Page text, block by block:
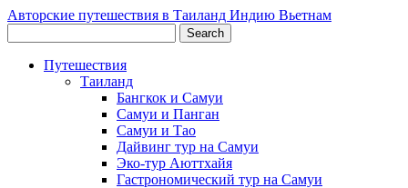
Авторские путешествия в Таиланд Индию Вьетнам
Путешествия
Таиланд
Бангкок и Самуи
Самуи и Панган
Самуи и Тао
Дайвинг тур на Самуи
Эко-тур Аюттхайя
Гастрономический тур на Самуи